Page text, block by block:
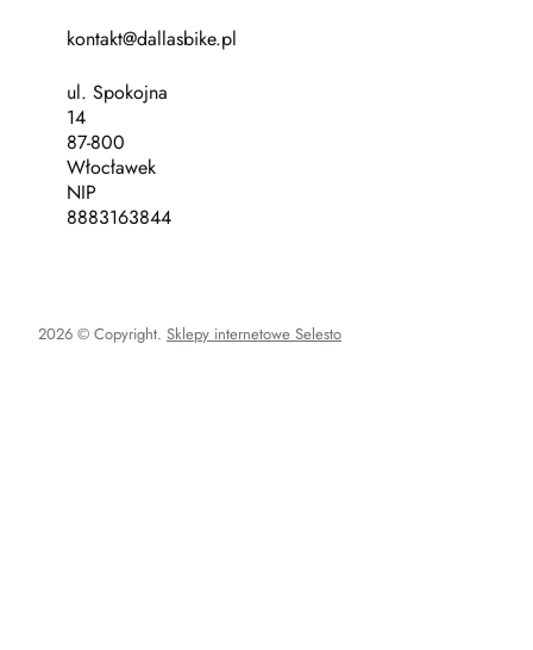
kontakt@dallasbike.pl
ul. Spokojna
14
87-800
Włocławek
NIP
8883163844
2026 © Copyright. Sklepy internetowe Selesto